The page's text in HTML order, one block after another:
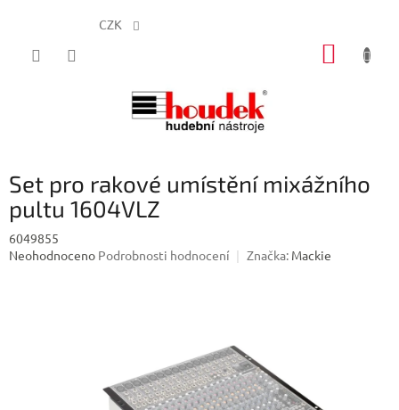
CZK
Set pro rakové umístění mixážního
pultu 1604VLZ
6049855
Průměrné
Neohodnoceno Podrobnosti hodnocení Značka: Mackie